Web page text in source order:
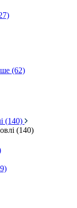
(62)
(140)
(140)